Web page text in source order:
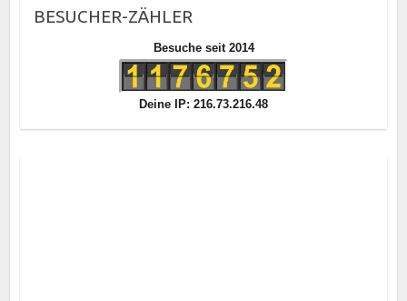
BESUCHER-ZÄHLER
Besuche seit 2014
Deine IP: 216.73.216.48